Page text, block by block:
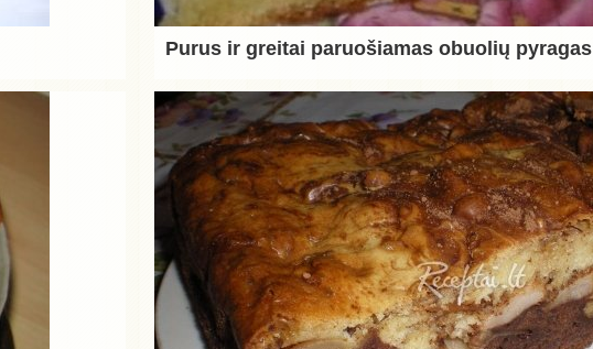
Purus ir greitai paruošiamas obuolių pyragas